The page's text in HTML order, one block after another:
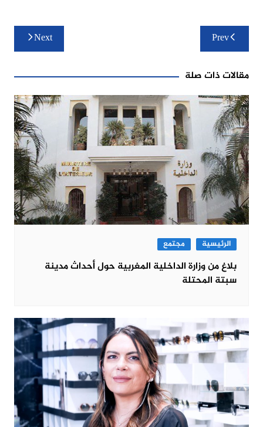
تصفّح
المقالات
Prev
Next
مقالات ذات صلة
الرئيسية مجتمع
بلاغ من وزارة الداخلية المغربية حول أحداث مدينة
سبتة المحتلة